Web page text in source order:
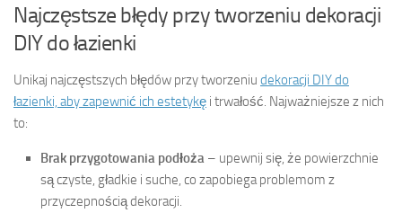
Najczęstsze błędy przy tworzeniu dekoracji
DIY do łazienki
Unikaj najczęstszych błędów przy tworzeniu dekoracji DIY do
łazienki, aby zapewnić ich estetykę i trwałość. Najważniejsze z nich
to:
Brak przygotowania podłoża – upewnij się, że powierzchnie
są czyste, gładkie i suche, co zapobiega problemom z
przyczepnością dekoracji.